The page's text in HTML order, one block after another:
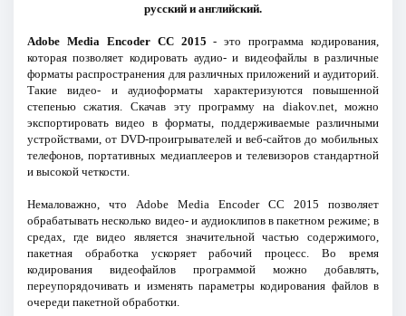
русский и английский.
Adobe Media Encoder CC 2015 - это программа кодирования,
которая позволяет кодировать аудио- и видеофайлы в различные
форматы распространения для различных приложений и аудиторий.
Такие видео- и аудиоформаты характеризуются повышенной
степенью сжатия. Скачав эту программу на diakov.net, можно
экспортировать видео в форматы, поддерживаемые различными
устройствами, от DVD-проигрывателей и веб-сайтов до мобильных
телефонов, портативных медиаплееров и телевизоров стандартной
и высокой четкости.
Немаловажно, что Adobe Media Encoder СС 2015 позволяет
обрабатывать несколько видео- и аудиоклипов в пакетном режиме; в
средах, где видео является значительной частью содержимого,
пакетная обработка ускоряет рабочий процесс. Во время
кодирования видеофайлов программой можно добавлять,
переупорядочивать и изменять параметры кодирования файлов в
очереди пакетной обработки.